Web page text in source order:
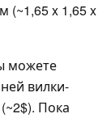
(~1,65 x 1,65 x
можете
вилки-
Пока